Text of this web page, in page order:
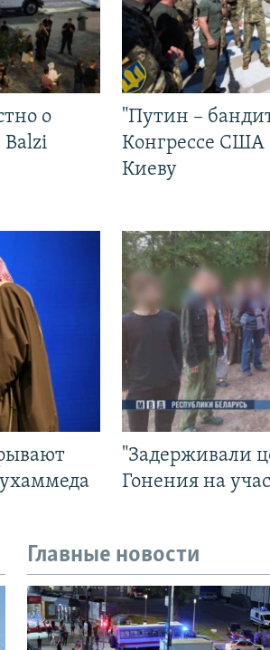
о
Balzi
"Путин –
Конгрессе
Киеву
"Задерживали
Гонения на
Главные новости